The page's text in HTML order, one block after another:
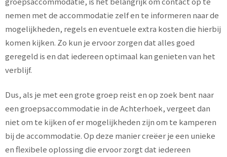
nemen met de accommodatie zelf en te informeren naar de
mogelijkheden, regels en eventuele extra kosten die hierbij
komen kijken. Zo kun je ervoor zorgen dat alles goed
geregeld is en dat iedereen optimaal kan genieten van het
verblijf.
Dus, als je met een grote groep reist en op zoek bent naar
een groepsaccommodatie in de Achterhoek, vergeet dan
niet om te kijken of er mogelijkheden zijn om te kamperen
bij de accommodatie. Op deze manier creëer je een unieke
en flexibele oplossing die ervoor zorgt dat iedereen